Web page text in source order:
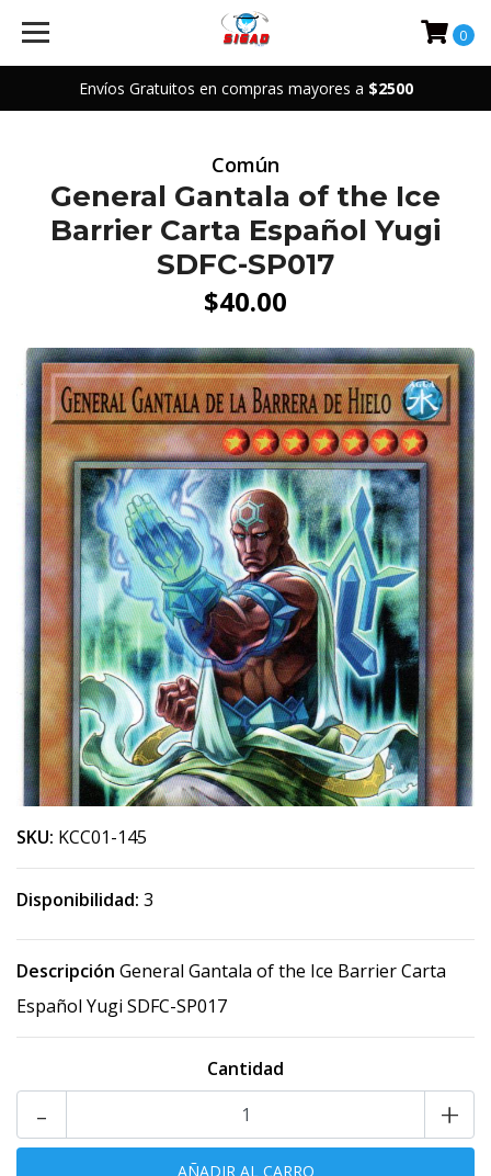
Envíos Gratuitos en compras mayores a $2500
0
Común
General Gantala of the Ice
Barrier Carta Español Yugi
SDFC-SP017
$40.00
SKU: KCC01-145
Disponibilidad: 3
Descripción General Gantala of the Ice Barrier Carta
Español Yugi SDFC-SP017
Cantidad
+
-